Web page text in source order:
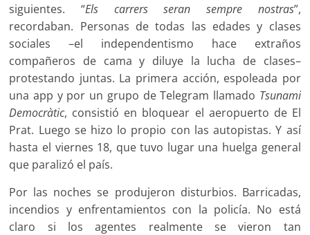
siguientes. “Els carrers seran sempre nostras”,
recordaban. Personas de todas las edades y clases
sociales –el independentismo hace extraños
compañeros de cama y diluye la lucha de clases–
protestando juntas. La primera acción, espoleada por
una app y por un grupo de Telegram llamado Tsunami
Democràtic, consistió en bloquear el aeropuerto de El
Prat. Luego se hizo lo propio con las autopistas. Y así
hasta el viernes 18, que tuvo lugar una huelga general
que paralizó el país.
Por las noches se produjeron disturbios. Barricadas,
incendios y enfrentamientos con la policía. No está
claro si los agentes realmente se vieron tan